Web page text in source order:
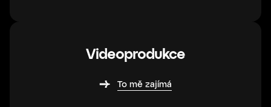
Videoprodukce
To mě zajímá